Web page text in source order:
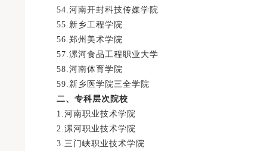
54.河南开封科技传媒学院
55.新乡工程学院
56.郑州美术学院
57.漯河食品工程职业大学
58.河南体育学院
59.新乡医学院三全学院
二、专科层次院校
1.河南职业技术学院
2.漯河职业技术学院
3.三门峡职业技术学院